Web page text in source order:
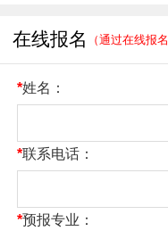
在线报名 （通过在线报
*姓名：
*联系电话：
*预报专业：